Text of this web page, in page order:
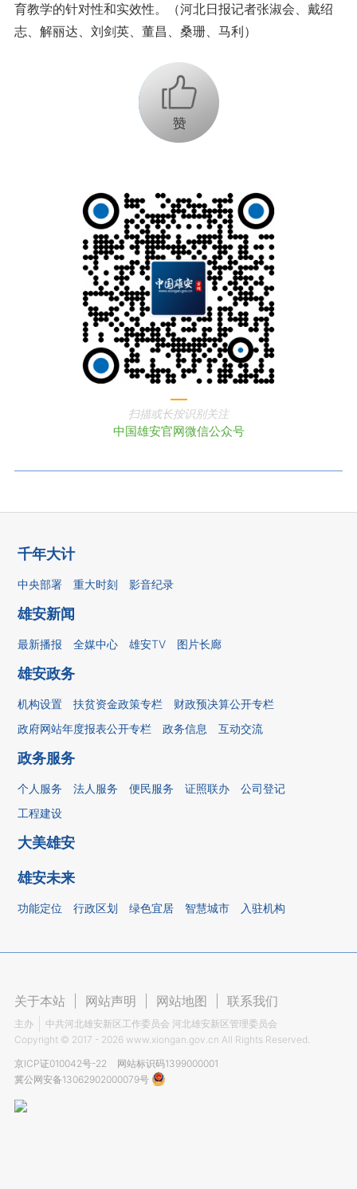
育教学的针对性和实效性。（河北日报记者张淑会、戴绍
志、解丽达、刘剑英、董昌、桑珊、马利）
+1
扫描或长按识别关注
中国雄安官网微信公众号
千年大计
中央部署 重大时刻 影音纪录
雄安新闻
最新播报 全媒中心 雄安TV 图片长廊
雄安政务
机构设置 扶贫资金政策专栏
财政预决算公开专栏
政府网站年度报表公开专栏
政务信息 互动交流
政务服务
个人服务 法人服务 便民服务 证照联办
公司登记
工程建设
大美雄安
雄安未来
功能定位 行政区划 绿色宜居 智慧城市 入驻机构
关于本站 网站声明 网站地图 联系我们
主办
中共河北雄安新区工作委员会 河北雄安新区管理委员会
Copyright © 2017 - 2026 www.xiongan.gov.cn All Rights Reserved.
京ICP证010042号-22
网站标识码1399000001
冀公网安备13062902000079号